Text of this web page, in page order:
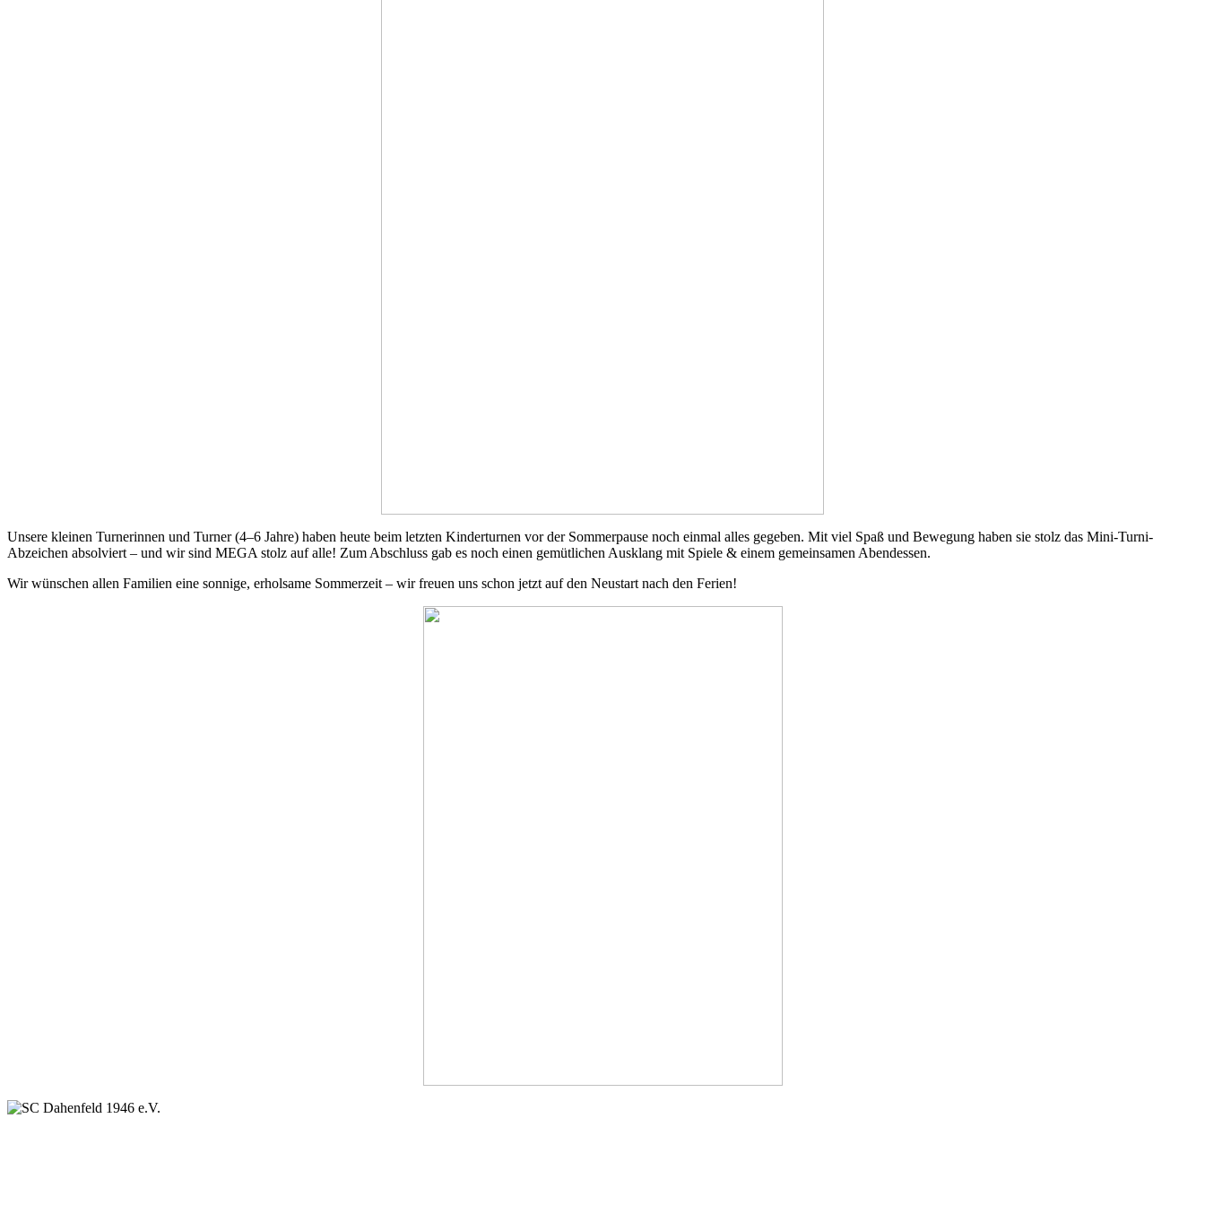
Unsere kleinen Turnerinnen und Turner (4–6 Jahre) haben heute beim letzten Kinderturnen vor der Sommerpause noch einmal alles gegeben. Mit viel Spaß und Bewegung haben sie stolz das Mini-Turni-
Abzeichen absolviert – und wir sind MEGA stolz auf alle! Zum Abschluss gab es noch einen gemütlichen Ausklang mit Spiele & einem gemeinsamen Abendessen.
Wir wünschen allen Familien eine sonnige, erholsame Sommerzeit – wir freuen uns schon jetzt auf den Neustart nach den Ferien!